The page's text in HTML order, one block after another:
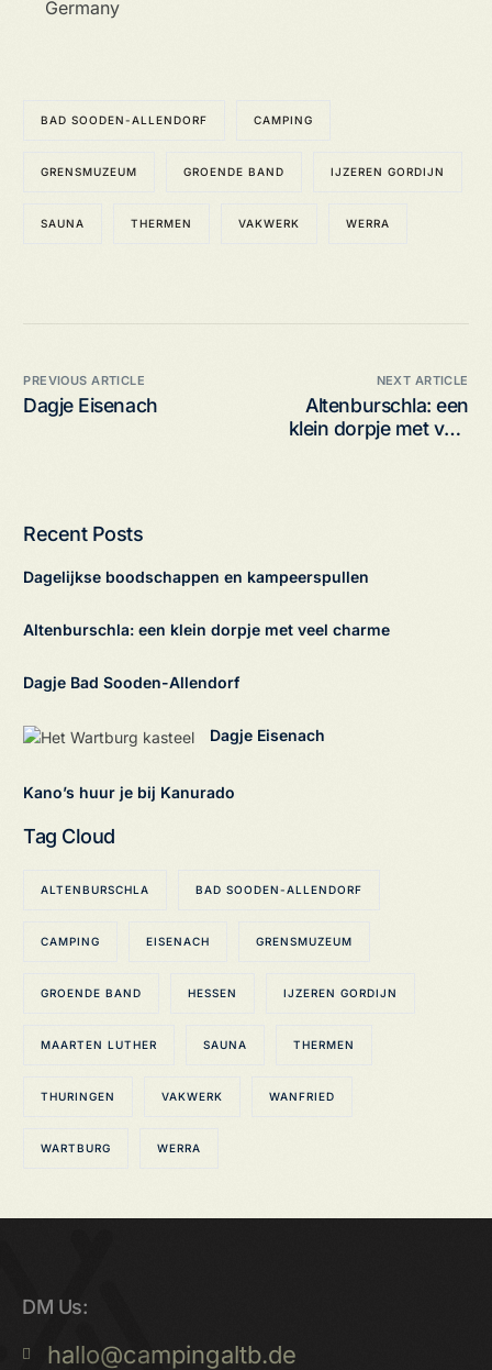
Germany
BAD SOODEN-ALLENDORF CAMPING
GRENSMUZEUM GROENDE BAND IJZEREN GORDIJN
SAUNA THERMEN VAKWERK WERRA
PREVIOUS ARTICLE
Dagje Eisenach
NEXT ARTICLE
Altenburschla: een
klein dorpje met veel
Recent Posts
Dagelijkse boodschappen en kampeerspullen
Altenburschla: een klein dorpje met veel charme
Dagje Bad Sooden-Allendorf
Dagje Eisenach
Kano’s huur je bij Kanurado
Tag Cloud
ALTENBURSCHLA BAD SOODEN-ALLENDORF
CAMPING EISENACH GRENSMUZEUM
GROENDE BAND HESSEN IJZEREN GORDIJN
MAARTEN LUTHER SAUNA THERMEN
THURINGEN VAKWERK WANFRIED
WARTBURG WERRA
DM Us:
hallo@campingaltb.de